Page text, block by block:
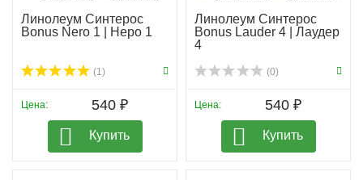
Линолеум Синтерос
Bonus Nero 1 | Неро 1
(1)
Цена: 540 ₽
Купить
Линолеум Синтерос
Bonus Lauder 4 | Лаудер
4
(0)
Цена: 540 ₽
Купить